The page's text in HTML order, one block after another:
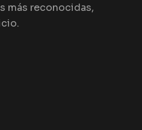
más reconocidas,